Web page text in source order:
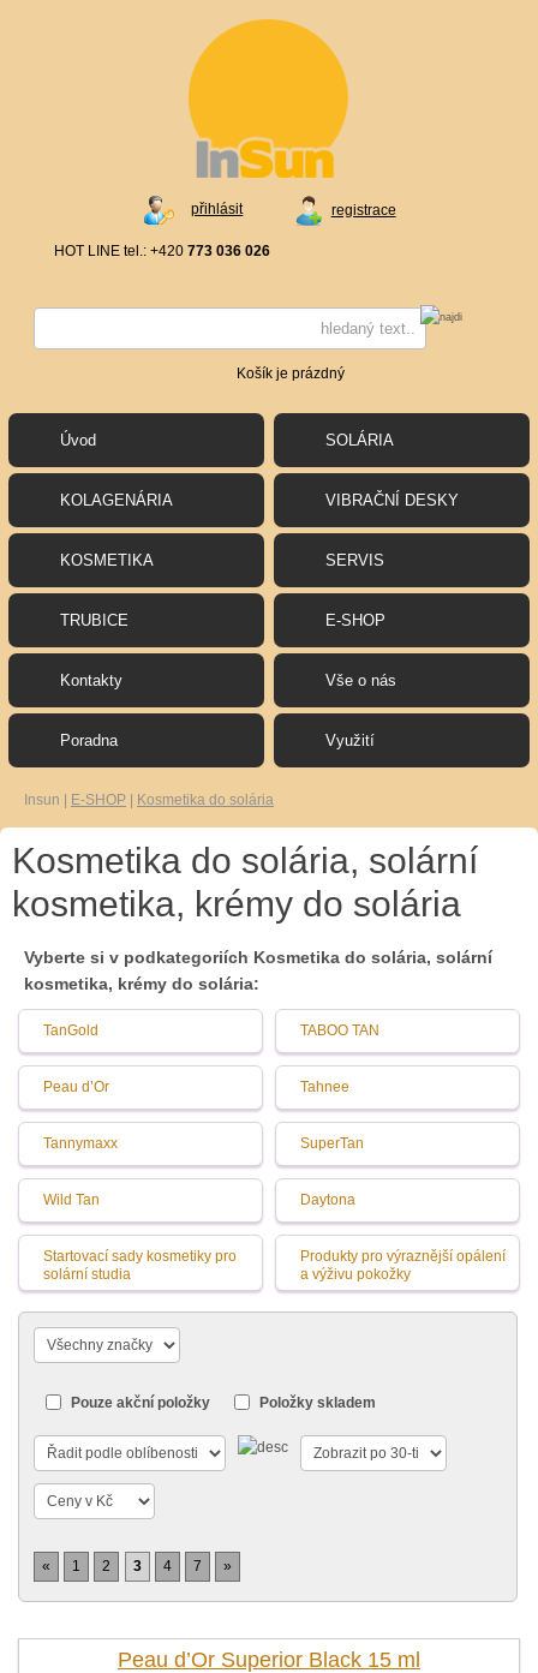
registrace
přihlásit
HOT LINE tel.: +420 773 036 026
Košík je prázdný
Úvod SOLÁRIA
KOLAGENÁRIA VIBRAČNÍ DESKY
KOSMETIKA SERVIS
TRUBICE E-SHOP
Kontakty Vše o nás
Poradna Využití
Insun E-SHOP Kosmetika do solária
Kosmetika do solária, solární
kosmetika, krémy do solária
Vyberte si v podkategoriích Kosmetika do solária, solární
kosmetika, krémy do solária:
TanGold TABOO TAN
Peau d’Or Tahnee
Tannymaxx SuperTan
Wild Tan Daytona
Startovací sady kosmetiky pro
solární studia
Produkty pro výraznější opálení
a výživu pokožky
Pouze akční položky Položky skladem
« 1 2 3 4 7 »
Peau d’Or Superior Black 15 ml